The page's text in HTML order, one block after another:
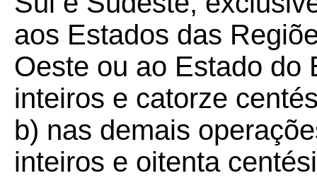
aos Estados das
Oeste ou ao Estado do
inteiros e catorze
b) nas demais
inteiros e oitenta